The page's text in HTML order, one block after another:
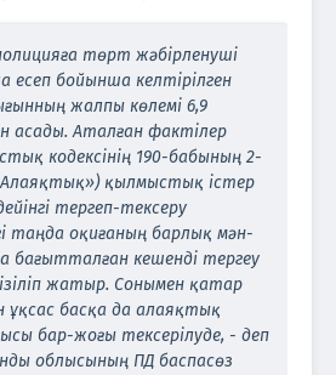
төрт жәбірленуші
есеп бойынша келтірілген
жалпы көлемі 6,9
асады. Аталған фактілер
кодексінің 190-бабының 2-
қылмыстық істер
тергеп-тексеру
таңда оқиғаның барлық мән-
бағытталған кешенді тергеу
жатыр. Сонымен қатар
ұқсас басқа да алаяқтық
бар-жоғы тексерілуде, - деп
облысының ПД баспасөз